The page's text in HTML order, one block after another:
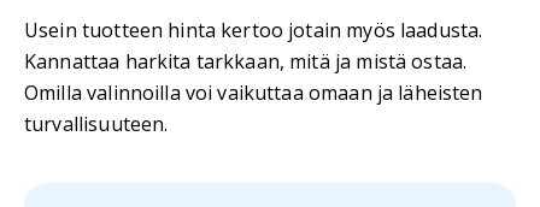
Usein tuotteen hinta kertoo jotain myös laadusta.
Kannattaa harkita tarkkaan, mitä ja mistä ostaa.
Omilla valinnoilla voi vaikuttaa omaan ja läheisten
turvallisuuteen.